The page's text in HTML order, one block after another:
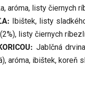
aróma, listy čiernych
Ibištek, listy
listy čiernych
Jablčná
aróma, ibištek, koreň